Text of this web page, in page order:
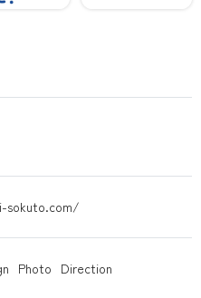
sokuto.com/
Photo Direction